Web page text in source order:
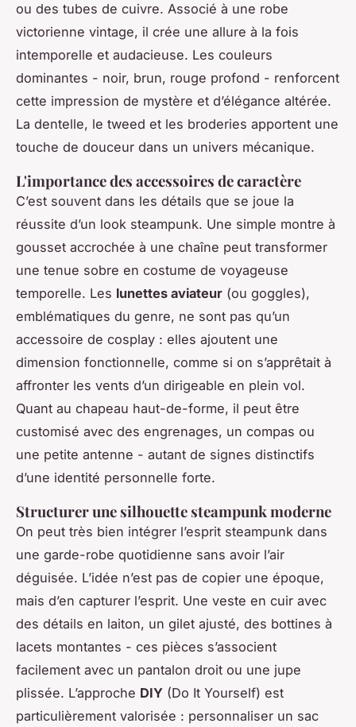
ou des tubes de cuivre. Associé à une robe
victorienne vintage, il crée une allure à la fois
intemporelle et audacieuse. Les couleurs
dominantes - noir, brun, rouge profond - renforcent
cette impression de mystère et d’élégance altérée.
La dentelle, le tweed et les broderies apportent une
touche de douceur dans un univers mécanique.
L'importance des accessoires de caractère
C’est souvent dans les détails que se joue la
réussite d’un look steampunk. Une simple montre à
gousset accrochée à une chaîne peut transformer
une tenue sobre en costume de voyageuse
temporelle. Les lunettes aviateur (ou goggles),
emblématiques du genre, ne sont pas qu’un
accessoire de cosplay : elles ajoutent une
dimension fonctionnelle, comme si on s’apprêtait à
affronter les vents d’un dirigeable en plein vol.
Quant au chapeau haut-de-forme, il peut être
customisé avec des engrenages, un compas ou
une petite antenne - autant de signes distinctifs
d’une identité personnelle forte.
Structurer une silhouette steampunk moderne
On peut très bien intégrer l’esprit steampunk dans
une garde-robe quotidienne sans avoir l’air
déguisée. L’idée n’est pas de copier une époque,
mais d’en capturer l’esprit. Une veste en cuir avec
des détails en laiton, un gilet ajusté, des bottines à
lacets montantes - ces pièces s’associent
facilement avec un pantalon droit ou une jupe
plissée. L’approche DIY (Do It Yourself) est
particulièrement valorisée : personnaliser un sac